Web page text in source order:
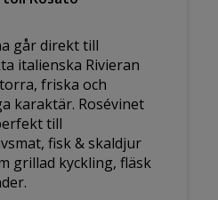
går direkt till
italienska Rivieran
friska och
karaktär. Rosévinet
till
fisk & skaldjur
grillad kyckling, fläsk